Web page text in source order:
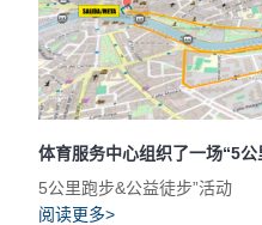
体育服务中心组织了一场“5
5公里跑步&公益徒步”活动
阅读更多>